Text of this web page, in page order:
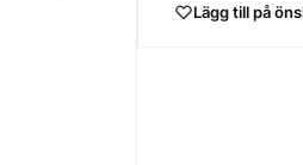
Lägg till på